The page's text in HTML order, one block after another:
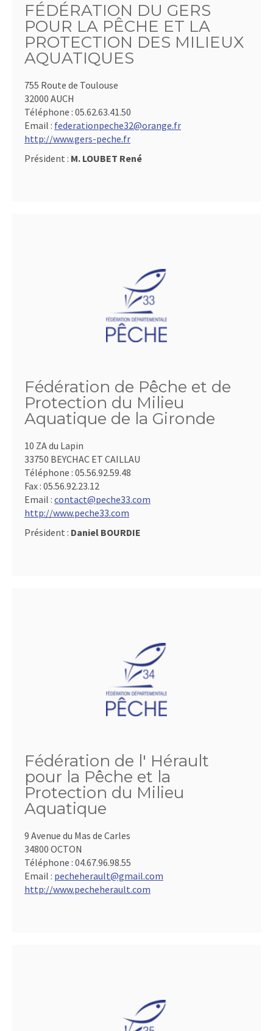
FÉDÉRATION DU GERS
POUR LA PÊCHE ET LA
PROTECTION DES MILIEUX
AQUATIQUES
755 Route de Toulouse
32000 AUCH
Téléphone : 05.62.63.41.50
Email : federationpeche32@orange.fr
http://www.gers-peche.fr
Président : M. LOUBET René
Fédération de Pêche et de
Protection du Milieu
Aquatique de la Gironde
10 ZA du Lapin
33750 BEYCHAC ET CAILLAU
Téléphone : 05.56.92.59.48
Fax : 05.56.92.23.12
Email : contact@peche33.com
http://www.peche33.com
Président : Daniel BOURDIE
Fédération de l' Hérault
pour la Pêche et la
Protection du Milieu
Aquatique
9 Avenue du Mas de Carles
34800 OCTON
Téléphone : 04.67.96.98.55
Email : pecheherault@gmail.com
http://www.pecheherault.com